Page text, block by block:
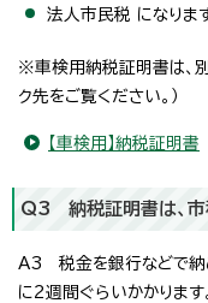
法人市民税 になります
※車検用納税証明書は、
ク先をご覧ください。）
【車検用】納税証明書
Q3 納税証明書は、市
A3 税金を銀行などで納
に2週間ぐらいかかります